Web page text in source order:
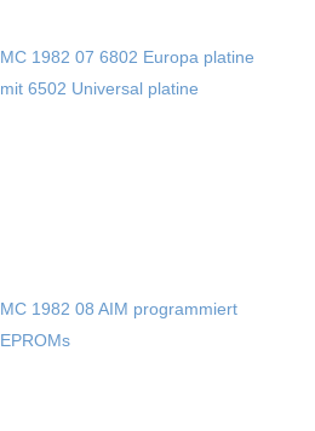
MC 1982 07 6802 Europa platine
mit 6502 Universal platine
MC 1982 08 AIM programmiert
EPROMs